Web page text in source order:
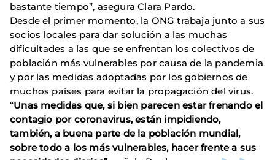
bastante tiempo”, asegura Clara Pardo.
Desde el primer momento, la ONG trabaja junto a sus
socios locales para dar solución a las muchas
dificultades a las que se enfrentan los colectivos de
población más vulnerables por causa de la pandemia
y por las medidas adoptadas por los gobiernos de
muchos países para evitar la propagación del virus.
“Unas medidas que, si bien parecen estar frenando el
contagio por coronavirus, están impidiendo,
también, a buena parte de la población mundial,
sobre todo a los más vulnerables, hacer frente a sus